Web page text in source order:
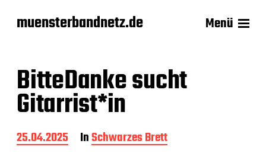
muensterbandnetz.de Menü
BitteDanke sucht
Gitarrist*in
B
e
25.04.2025 InSchwarzes Brett